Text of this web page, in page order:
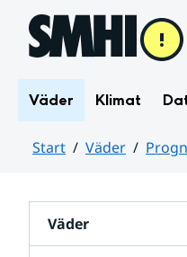
Hoppa till sidans innehåll
Väder Klimat
Start Väder
Väder